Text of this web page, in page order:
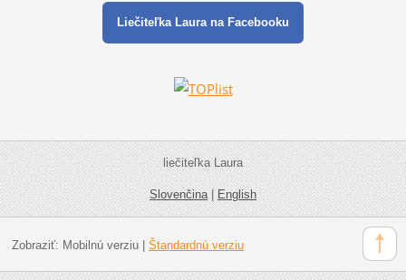
Liečiteľka Laura na Facebooku
liečiteľka Laura
Slovenčina|English
Zobraziť: Mobilnú verziu| Štandardnú verziu